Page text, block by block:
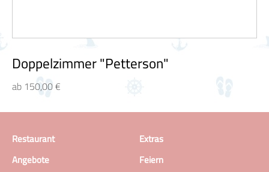
Doppelzimmer "Petterson"
ab 150,00 €
Restaurant
Extras
Angebote
Feiern